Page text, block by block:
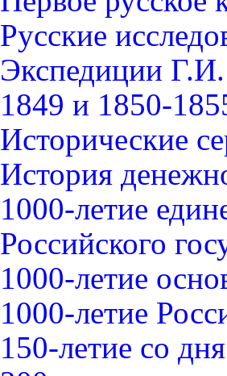
Русские
Экспедиции
1849 и 1850-
Исторические
История
1000-летие
Российского
1000-летие
1000-летие
150-летие со